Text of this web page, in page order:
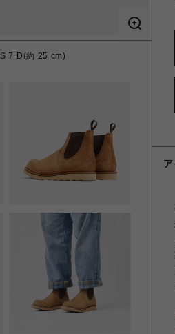
7 D(約 25 cm)